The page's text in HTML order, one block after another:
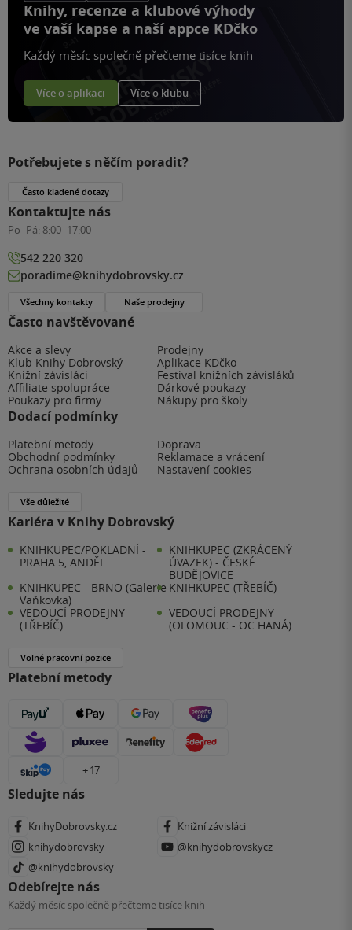
Knihy, recenze a klubové výhody
ve vaší kapse a naší appce KDčko
Každý měsíc společně přečteme tisíce knih
Více o aplikaci Více o klubu
Často navštěvované
Akce a slevy
Prodejny
Klub Knihy Dobrovský
Aplikace KDčko
Knižní závisláci
Festival knižních závisláků
Affiliate spolupráce
Dárkové poukazy
Poukazy pro firmy
Nákupy pro školy
Dodací podmínky
Platební metody
Doprava
Obchodní podmínky
Reklamace a vrácení
Ochrana osobních údajů
Nastavení cookies
Vše důležité
Kariéra v Knihy Dobrovský
KNIHKUPEC/POKLADNÍ -
PRAHA 5, ANDĚL
KNIHKUPEC (ZKRÁCENÝ
ÚVAZEK) - ČESKÉ
BUDĚJOVICE
KNIHKUPEC - BRNO (Galerie
Vaňkovka)
KNIHKUPEC (TŘEBÍČ)
VEDOUCÍ PRODEJNY
(TŘEBÍČ)
VEDOUCÍ PRODEJNY
(OLOMOUC - OC HANÁ)
Volné pracovní pozice
Platební metody
+ 17
Sledujte nás
KnihyDobrovsky.cz
Knižní závisláci
knihydobrovsky
@knihydobrovskycz
@knihydobrovsky
Odebírejte nás
Každý měsíc společně přečteme tisíce knih
Potřebujete s něčím poradit?
Často kladené dotazy
Kontaktujte nás
Po–Pá: 8:00–17:00
542 220 320
poradime@knihydobrovsky.cz
Všechny kontakty Naše prodejny